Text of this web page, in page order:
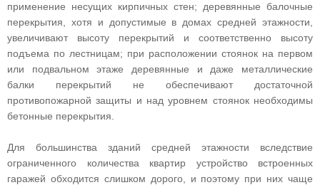
применение несущих кирпичных стен; деревянные балочные
перекрытия, хотя и допустимые в домах средней этажности,
увеличивают высоту перекрытий и соответственно высоту
подъема по лестницам; при расположении стоянок на первом
или подвальном этаже деревянные и даже металлические
балки перекрытий не обеспечивают достаточной
противопожарной защиты и над уровнем стоянок необходимы
бетонные перекрытия.
Для большинства зданий средней этажности вследствие
ограниченного количества квартир устройство встроенных
гаражей обходится слишком дорого, и поэтому при них чаще